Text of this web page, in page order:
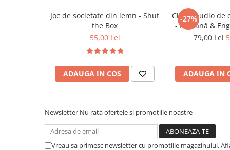
Invatare prin Joaca
Jucarii pentru Dezvoltare
Util atat acasa, cat si in gradinite sau crese
Joc de societate din lemn - Shut
the Box
55,00 Lei
ADAUGA IN COS
-27%
Cititor audio de
- Română &
(224 carduri /
79,00 Lei
ADAUGA IN
Newsletter Nu rata ofertele si promotiile noastre
Vreau sa primesc newsletter cu promotiile magazinului.